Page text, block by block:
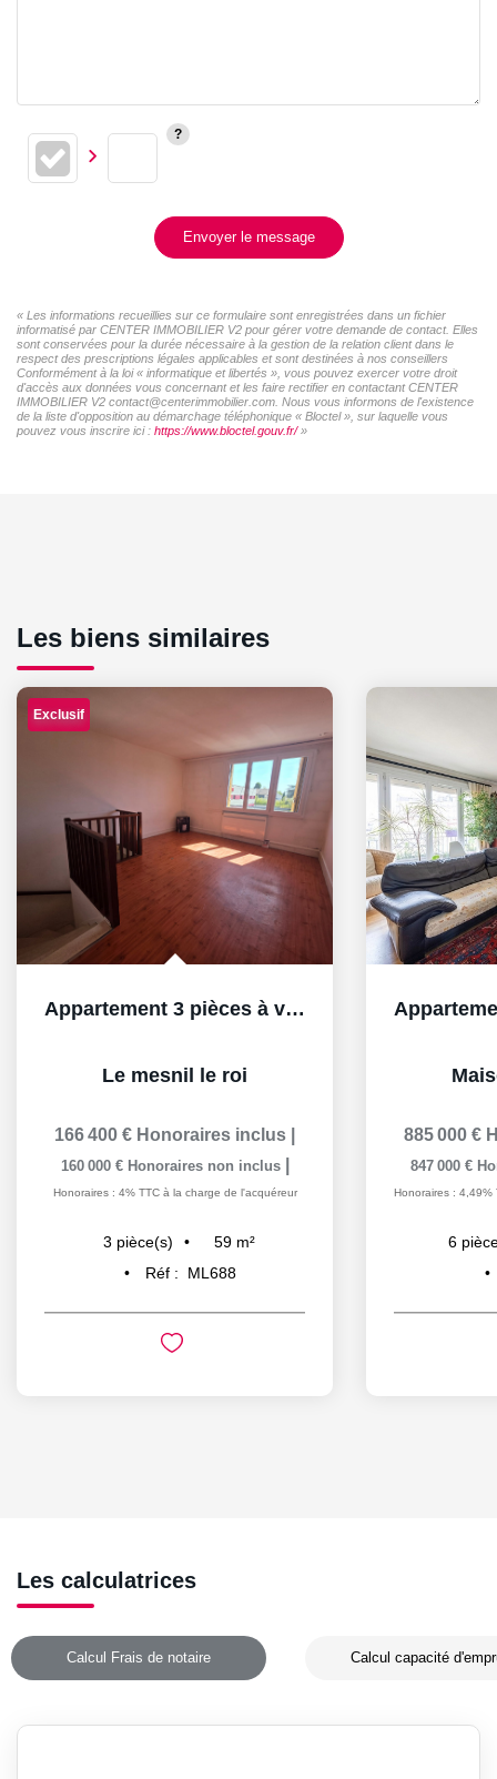
Envoyer le message
« Les informations recueillies sur ce formulaire sont enregistrées dans un fichier
informatisé par CENTER IMMOBILIER V2 pour gérer votre demande de contact. Elles
sont conservées pour la durée nécessaire à la gestion de la relation client dans le
respect des prescriptions légales applicables et sont destinées à nos conseillers
Conformément à la loi « informatique et libertés », vous pouvez exercer votre droit
d'accès aux données vous concernant et les faire rectifier en contactant CENTER
IMMOBILIER V2 contact@centerimmobilier.com. Nous vous informons de l'existence
de la liste d'opposition au démarchage téléphonique « Bloctel », sur laquelle vous
pouvez vous inscrire ici : https://www.bloctel.gouv.fr/»
Les biens similaires
Exclusif
Appartement 3 pièces à vendre au Mesnil-le-Roi - Idéal...
Le mesnil le roi
166 400 € Honoraires inclus
160 000 € Honoraires non inclus
Honoraires : 4% TTC à la charge de l'acquéreur
3 pièce(s) 59 m²
Réf :
ML688
885 000 €
847 000 €
Honoraires : 4,49%
6
Les calculatrices
Calcul Frais de notaire Calcul capacité